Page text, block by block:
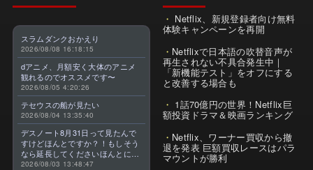
スラムダンクおかえり
2026/08/08 16:18:15
dアニメ、月額安く大体のアニメ
観れるのでオススメです〜
2026/08/05 4:20:26
テセウスの船が見たい
2026/08/04 13:35:40
デスノート8月31日って見たんで
すけどほんとですか？！もしそう
なら延長してくださいほんとに大
好きなんです😭
2026/08/03 13:48:47
Netflix、新規登録者向け無料
体験キャンペーンを再開
Netflixで日本語の吹替音声が
再生されない不具合発生中｜
「新機能テスト」をオフにする
と改善する場合も
1話70億円の世界！Netflix巨
額投資ドラマ＆映画ランキング
Netflix、ワーナー買収から撤
退を発表 巨額買収レースはパラ
マウントが勝利